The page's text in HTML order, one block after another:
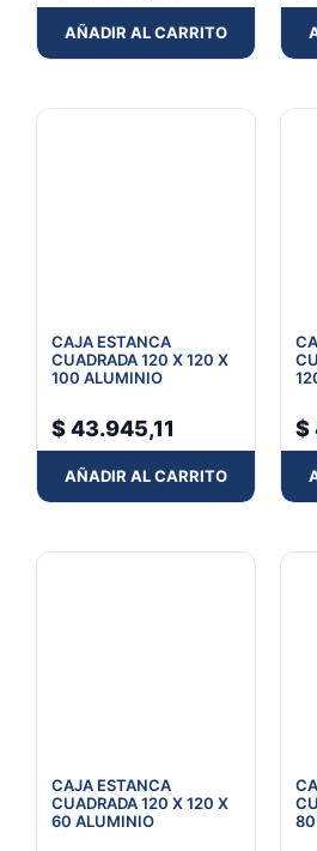
AÑADIR AL CARRITO
CAJA ESTANCA
CUADRADA 120 X 120 X
100 ALUMINIO
$43.945,11
AÑADIR AL CARRITO
$
CAJA ESTANCA
CUADRADA 120 X 120 X
60 ALUMINIO
80